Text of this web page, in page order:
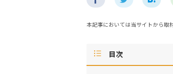
本記事においては当サイトから取
目次